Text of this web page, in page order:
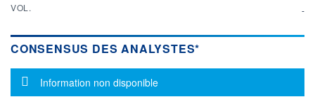
VOL.
-
CONSENSUS DES ANALYSTES*
Message d'information
Information non disponible